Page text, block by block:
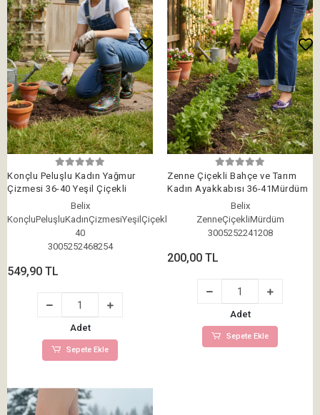
Konçlu Peluşlu Kadın Yağmur
Çizmesi 36-40 Yeşil Çiçekli
Belix
KonçluPeluşluKadınÇizmesiYeşilÇiçekli36-
40
3005252468254
549,90 TL
Adet
Sepete Ekle
Zenne Çiçekli Bahçe ve Tarım
Kadın Ayakkabısı 36-41Mürdüm
Belix
ZenneÇiçekliMürdüm
3005252241208
200,00 TL
Adet
Sepete Ekle